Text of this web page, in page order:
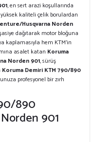
, en sert arazi koşullarında
kaliteli çelik borulardan
Husqvarna Norden
dağıtarak motor bloğuna
kaplamasıyla hem KTM'in
asalet katan Koruma
Norden 901, sürüş
Koruma Demiri KTM 790/890
profesyonel bir zırh
890
901